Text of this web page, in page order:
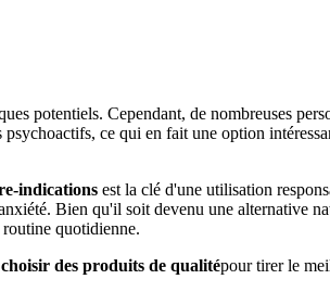
potentiels. Cependant, de nombreuses
ce qui en fait une option
indications est la clé d'une utilisation
Bien qu'il soit devenu une alternative
routine quotidienne.
des produits de qualitépour tirer le